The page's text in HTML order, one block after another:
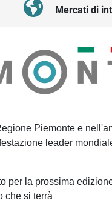
settoriali Mercati di
Piemonte e
leader
per la prossima
che si terrà